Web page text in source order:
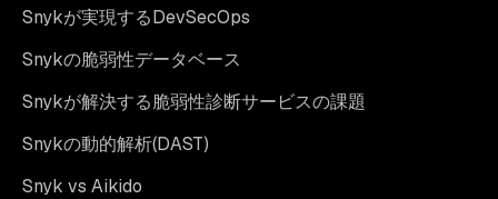
Snykが実現するDevSecOps
Snykの脆弱性データベース
Snykが解決する脆弱性診断サービスの課題
Snykの動的解析(DAST)
Snyk vs Aikido